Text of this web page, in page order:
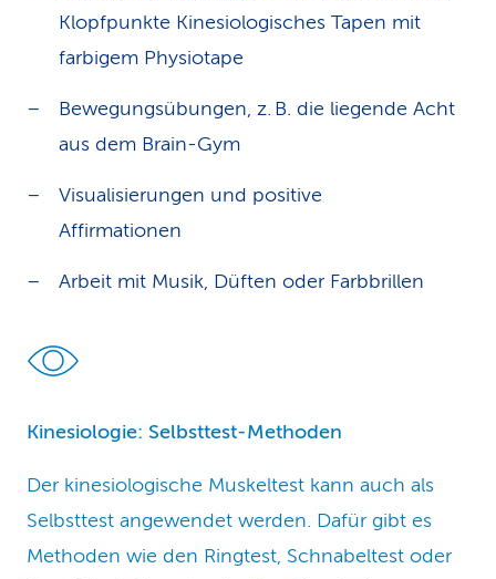
Klopfpunkte Kinesiologisches Tapen mit
farbigem Physiotape
Bewegungsübungen, z. B. die liegende Acht
aus dem Brain-Gym
Visualisierungen und positive
Affirmationen
Arbeit mit Musik, Düften oder Farbbrillen
Kinesiologie: Selbsttest-Methoden
Der kinesiologische Muskeltest kann auch als
Selbsttest angewendet werden. Dafür gibt es
Methoden wie den Ringtest, Schnabeltest oder